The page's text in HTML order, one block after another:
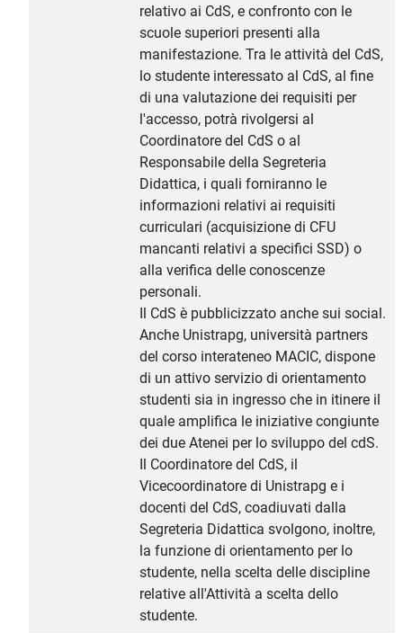
relativo ai CdS, e confronto con le
scuole superiori presenti alla
manifestazione. Tra le attività del CdS,
lo studente interessato al CdS, al fine
di una valutazione dei requisiti per
l'accesso, potrà rivolgersi al
Coordinatore del CdS o al
Responsabile della Segreteria
Didattica, i quali forniranno le
informazioni relativi ai requisiti
curriculari (acquisizione di CFU
mancanti relativi a specifici SSD) o
alla verifica delle conoscenze
personali.
Il CdS è pubblicizzato anche sui social.
Anche Unistrapg, università partners
del corso interateneo MACIC, dispone
di un attivo servizio di orientamento
studenti sia in ingresso che in itinere il
quale amplifica le iniziative congiunte
dei due Atenei per lo sviluppo del cdS.
Il Coordinatore del CdS, il
Vicecoordinatore di Unistrapg e i
docenti del CdS, coadiuvati dalla
Segreteria Didattica svolgono, inoltre,
la funzione di orientamento per lo
studente, nella scelta delle discipline
relative all'Attività a scelta dello
studente.